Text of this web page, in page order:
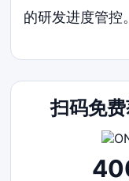
的研发进度管控。
扫码免